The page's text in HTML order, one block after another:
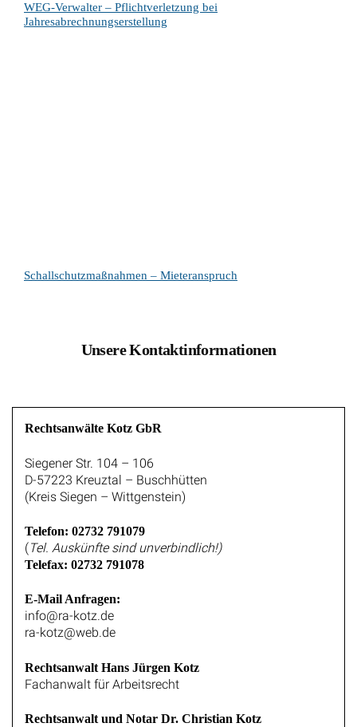
WEG-Verwalter – Pflichtverletzung bei
Jahresabrechnungserstellung
Schallschutzmaßnahmen – Mieteranspruch
Unsere Kontaktinformationen
Rechtsanwälte Kotz GbR
Siegener Str. 104 – 106
D-57223 Kreuztal – Buschhütten
(Kreis Siegen – Wittgenstein)
Telefon: 02732 791079
(Tel. Auskünfte sind unverbindlich!)
Telefax: 02732 791078
E-Mail Anfragen:
info@ra-kotz.de
ra-kotz@web.de
Rechtsanwalt Hans Jürgen Kotz
Fachanwalt für Arbeitsrecht
Rechtsanwalt und Notar Dr. Christian Kotz